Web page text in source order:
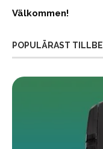
Välkommen!
POPULÄRAST